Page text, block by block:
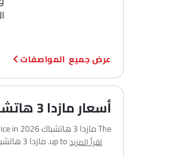
المواصفات
أسعار مازدا 3 هاتشباك في السعودية
اقرأ المزيد